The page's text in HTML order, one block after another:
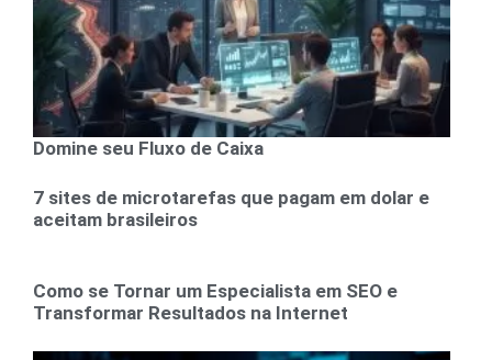
Domine seu Fluxo de Caixa
7 sites de microtarefas que pagam em dolar e
aceitam brasileiros
Como se Tornar um Especialista em SEO e
Transformar Resultados na Internet